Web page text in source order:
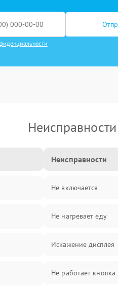
Неисправности
Не включается
Не нагревает еду
Искажение дисплея
Не работает кнопка